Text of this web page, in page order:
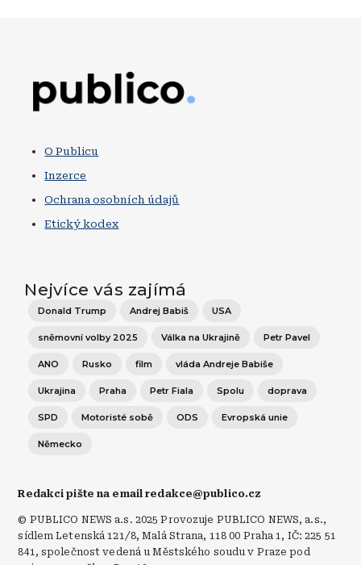
O Publicu
Inzerce
Ochrana osobních údajů
Etický kodex
Nejvíce vás zajímá
Donald Trump Andrej Babiš USA
sněmovní volby 2025 Válka na Ukrajině Petr Pavel
ANO Rusko film vláda Andreje Babiše
Ukrajina Praha Petr Fiala Spolu doprava
SPD Motoristé sobě ODS Evropská unie
Německo
Redakci pište na email redakce@publico.cz
© PUBLICO NEWS a.s. 2025 Provozuje PUBLICO NEWS, a.s.,
sídlem Letenská 121/8, Malá Strana, 118 00 Praha 1, IČ: 225 51
841, společnost vedená u Městského soudu v Praze pod